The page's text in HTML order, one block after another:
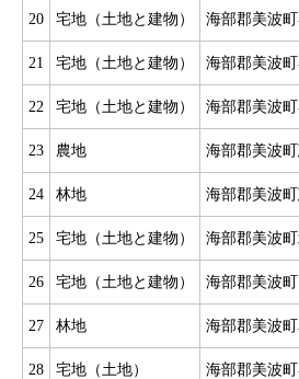
20 宅地（土地と建物） 海部郡美波
21 宅地（土地と建物） 海部郡美波
22 宅地（土地と建物） 海部郡美波
23 農地 海部郡美波
24 林地 海部郡美波
25 宅地（土地と建物） 海部郡美波
26 宅地（土地と建物） 海部郡美波
27 林地 海部郡美波
28 宅地（土地） 海部郡美波